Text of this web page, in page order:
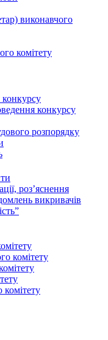
виконавчого
комітету
конкурсу
розпорядку
роз’яснення
викривачів
комітету
комітету